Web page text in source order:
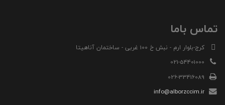
تماس باما
کرج-بلوار ارم - نبش خ 100 غربی - ساختمان آناهیتا
021-54401000
026-33416089
info@alborzccim.ir